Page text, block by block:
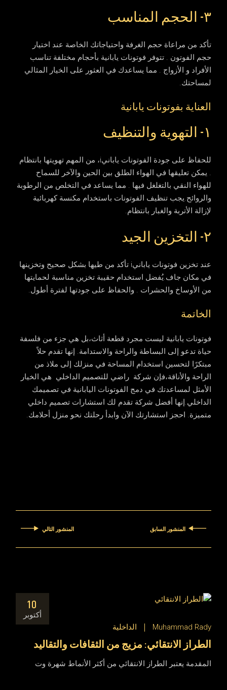
٣- الحجم المناسب
تأكد من مراعاة حجم الغرفة واحتياجاتك الخاصة عند اختيار
حجم الفوتون . تتوفر فوتونات يابانية بأحجام مختلفة تناسب
الأفراد و الأزواج . مما يساعدك في العثور على الخيار المثالي
لمساحتك.
العناية بفوتونات يابانية
١- التهوية والتنظيف
للحفاظ على جودة الفوتونات يابانيi، من المهم تهويتها بانتظام
. يمكن تعليقها في الهواء الطلق بين الحين والآخر للسماح
للهواء النقي بالتغلغل فيها . مما يساعد في التخلص من الرطوبة
والروائح.يجب تنظيف الفوتونات باستخدام مكنسة كهربائية
لإزالة الأتربة والغبار بانتظام.
٢- التخزين الجيد
عند تخزين فوتونات يابانيi تأكد من طيها بشكل صحيح وتخزينها
في مكان جاف.يُفضل استخدام حقيبة تخزين مناسبة لحمايتها
من الأوساخ والحشرات . والحفاظ على جودتها لفترة أطول.
الخاتمة
فوتونات يابانية ليست مجرد قطعة أثاث،بل هي جزء من فلسفة
حياة تدعو إلى البساطة والراحة والاستدامة. إنها تقدم حلاً
مبتكرًا لتحسين استخدام المساحة في منزلك إلى ملاذ من
الراحة والأناقة،فإن شركة راضي للتصميم الداخلي هي الخيار
الأمثل لمساعدتك في دمج الفوتونات اليابانية في تصميمك
الداخلي.إنها أفضل شركة تقدم لك استشارات تصميم داخلي
متميزة. احجز استشارتك الآن وابدأ رحلتك نحو منزل أحلامك.
المنشور السابق المنشور التالي
10
أكتوبر
Muhammad Rady
الداخلية
الطراز الانتقائي: مزيج من الثقافات والتقاليد
المقدمة يعتبر الطراز الانتقائي من أكثر الأنماط شهرة وت